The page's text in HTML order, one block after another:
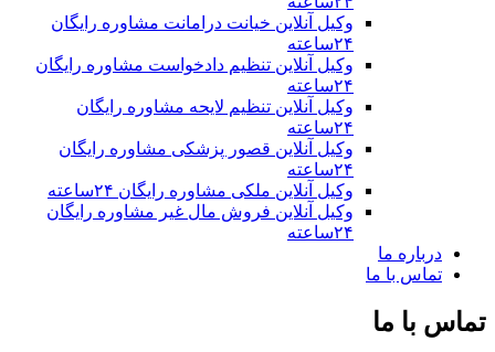
وکیل آنلاین خیانت درامانت مشاوره رایگان
وکیل آنلاین تنظیم دادخواست مشاوره رایگان
وکیل آنلاین تنظیم لایحه مشاوره رایگان
وکیل آنلاین قصور پزشکی مشاوره رایگان
وکیل آنلاین ملکی مشاوره رایگان ۲۴ساعته
وکیل آنلاین فروش مال غیر مشاوره رایگان
درباره ما
تماس با ما
با ما